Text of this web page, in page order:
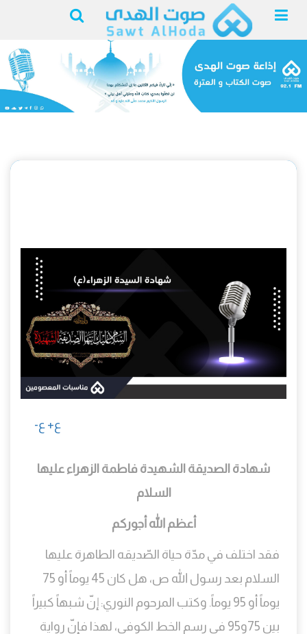
ع+ ع-
شهادة الصديقة الشهيدة فاطمة الزهراء عليها
السلام
أعظم الله أجوركم
فقد اختلف في مدّة حياة الصّديقه الطاهرة عليها
السلام بعد رسول الله ص، هل كان 45 يوماً أو 75
يوماً أو 95 يوماً. وكتب المرحوم النوري: إنّ شبهاً كبيراً
بين 75و95 في رسم الخط الكوفي، لهذا فإنّ رواية